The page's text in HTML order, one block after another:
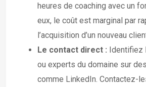
heures de coaching avec un
eux, le coût est marginal par
l’acquisition d’un nouveau
Le contact direct : Identifiez
ou experts du domaine sur
comme LinkedIn. Contactez-